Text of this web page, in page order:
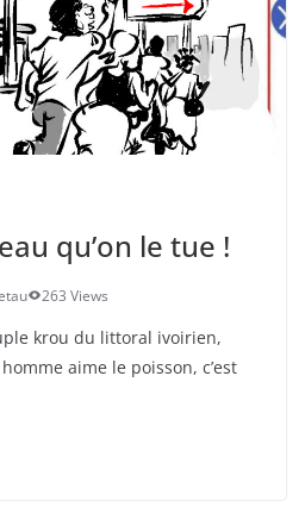
qu’on le tue !
263 Views
krou du littoral ivoirien,
aime le poisson, c’est